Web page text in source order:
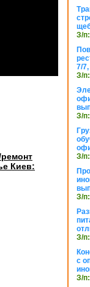
Киев:
З/
7/
З/
З/
З/
З/
З/
с
З/